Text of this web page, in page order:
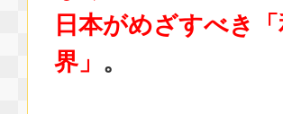
日本がめざすべき
界」 。